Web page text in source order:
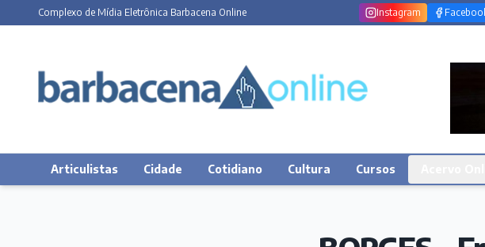
Complexo de Mídia Eletrônica Barbacena Online Instagram
Articulistas Cidade Cotidiano Cultura Cursos